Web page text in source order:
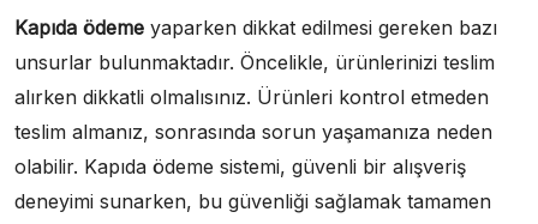
Kapıda ödeme yaparken dikkat edilmesi gereken bazı
unsurlar bulunmaktadır. Öncelikle, ürünlerinizi teslim
alırken dikkatli olmalısınız. Ürünleri kontrol etmeden
teslim almanız, sonrasında sorun yaşamanıza neden
olabilir. Kapıda ödeme sistemi, güvenli bir alışveriş
deneyimi sunarken, bu güvenliği sağlamak tamamen